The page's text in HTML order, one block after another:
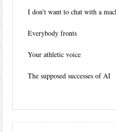
I don’t want to chat with a
Everybody fronts
Your athletic voice
The supposed successes of AI